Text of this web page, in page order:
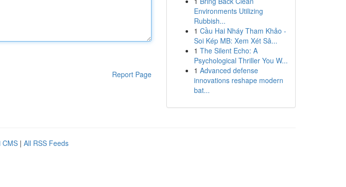
Report Page
Environments Utilizing
Rubbish...
1 Cầu Hai Nháy Tham Khảo -
Soi Kép MB: Xem Xét Sâ...
1 The Silent Echo: A
Psychological Thriller You W...
1 Advanced defense
innovations reshape modern
bat...
CMS | All RSS Feeds